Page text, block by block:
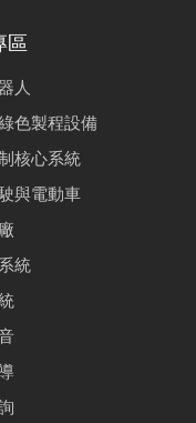
區
人
色製程設備
核心系統
與電動車
統